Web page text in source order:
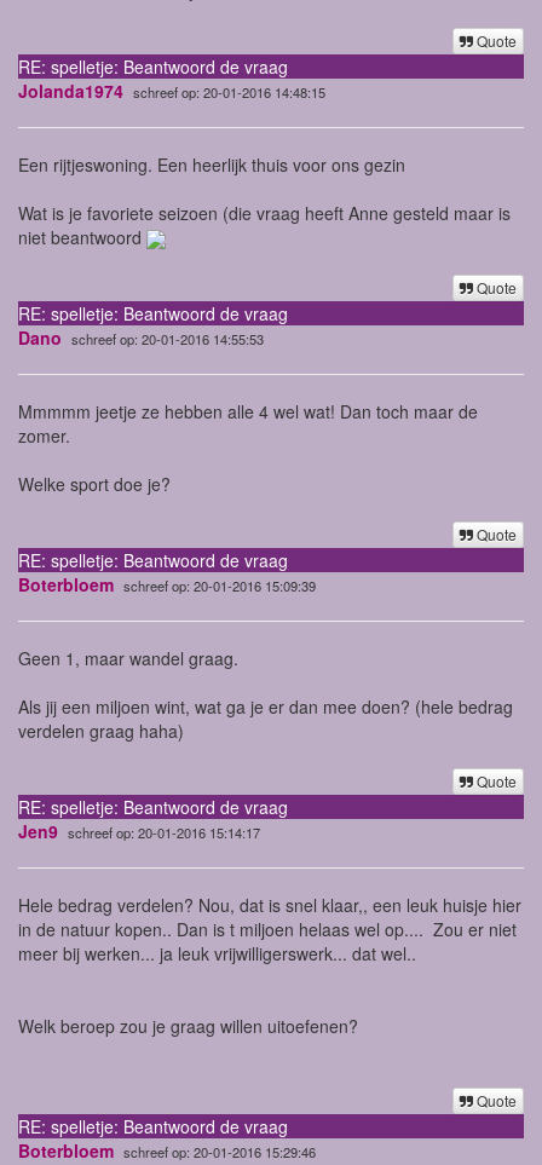
Quote
RE: spelletje: Beantwoord de vraag
Jolanda1974 schreef op: 20-01-2016 14:48:15
Een rijtjeswoning. Een heerlijk thuis voor ons gezin
Wat is je favoriete seizoen (die vraag heeft Anne gesteld maar is
niet beantwoord
Quote
RE: spelletje: Beantwoord de vraag
Dano schreef op: 20-01-2016 14:55:53
Mmmmm jeetje ze hebben alle 4 wel wat! Dan toch maar de
zomer.
Welke sport doe je?
Quote
RE: spelletje: Beantwoord de vraag
Boterbloem schreef op: 20-01-2016 15:09:39
Geen 1, maar wandel graag.
Als jij een miljoen wint, wat ga je er dan mee doen? (hele bedrag
verdelen graag haha)
Quote
RE: spelletje: Beantwoord de vraag
Jen9 schreef op: 20-01-2016 15:14:17
Hele bedrag verdelen? Nou, dat is snel klaar,, een leuk huisje hier
in de natuur kopen.. Dan is t miljoen helaas wel op.... Zou er niet
meer bij werken... ja leuk vrijwilligerswerk... dat wel..
Welk beroep zou je graag willen uitoefenen?
Quote
RE: spelletje: Beantwoord de vraag
Boterbloem schreef op: 20-01-2016 15:29:46